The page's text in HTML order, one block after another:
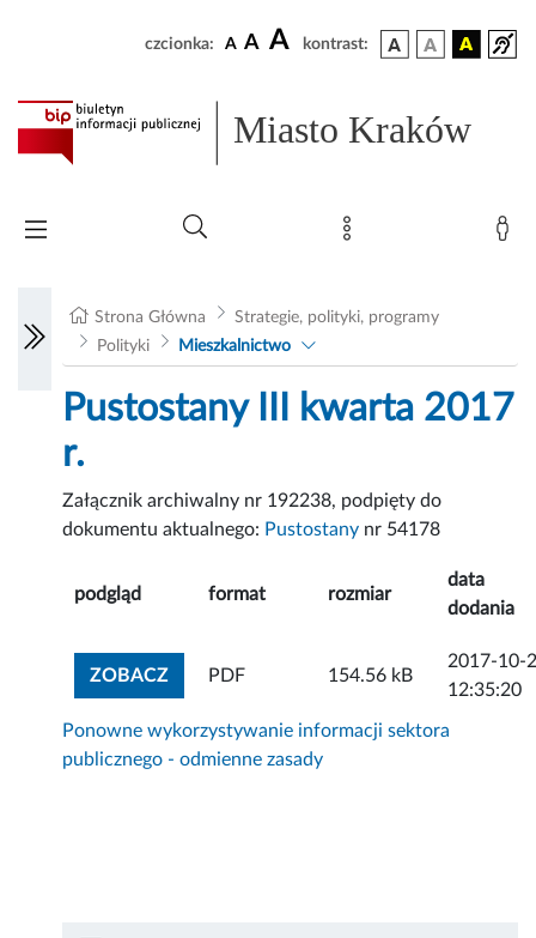
czcionka: A A A kontrast:
Miasto Kraków
Strona Główna
Strategie, polityki, programy
Polityki
Mieszkalnictwo
Pustostany III kwarta 2017
r.
Załącznik archiwalny nr 192238, podpięty do
dokumentu aktualnego: Pustostany nr 54178
podgląd format rozmiar
data
dodania
ZOBACZZOBACZ ZAŁĄCZNIK
PDF 154.56 kB
2017-10-
12:35:20
Ponowne wykorzystywanie informacji sektora
publicznego - odmienne zasady